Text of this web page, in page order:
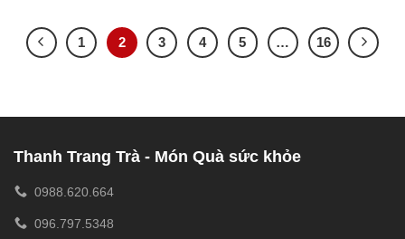
1 2 3 4 5 … 16
Thanh Trang Trà - Món Quà sức khỏe
0988.620.664
096.797.5348